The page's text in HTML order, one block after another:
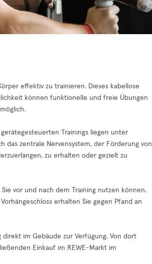
effektiv zu trainieren. Dieses kabellose
können funktionelle und freie Übungen
Trainings liegen unter
das zentrale Nervensystem, der Förderung von
zu erhalten oder gezielt zu
vor und nach dem Training nutzen können.
erhalten Sie gegen Pfand an
im Gebäude zur Verfügung. Von dort
Einkauf im REWE-Markt im